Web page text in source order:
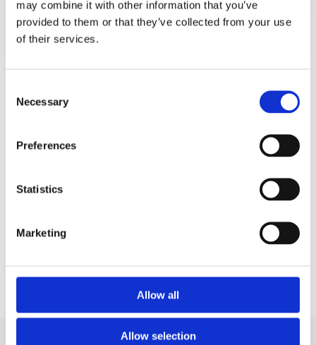
may combine it with other information that you’ve
provided to them or that they’ve collected from your use
of their services.
Selection
Necessary
Preferences
Statistics
Marketing
Allow all
Allow selection